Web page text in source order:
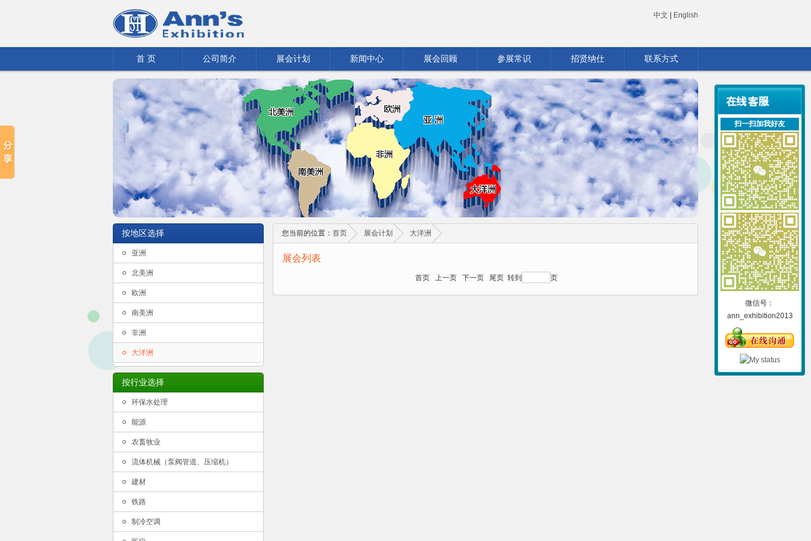
中文 English
首 页 公司简介 展会计划 新闻中心 展会回顾 参展常识 招贤纳仕 联系方式
按地区选择
亚洲
北美洲
欧洲
南美洲
非洲
大洋洲
按行业选择
环保水处理
能源
农畜牧业
流体机械（泵阀管道、压缩机）
建材
铁路
制冷空调
您当前的位置： 首页 展会计划 大洋洲
展会列表
首页 上一页 下一页 尾页 转到 页
扫一扫加我好友
微信号：
ann_exhibition2013